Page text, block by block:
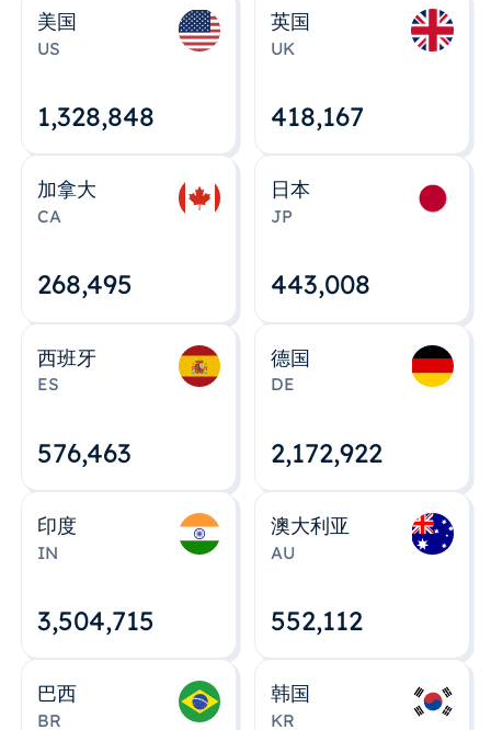
美国
US
1,328,848
英国
UK
418,167
加拿大
CA
268,495
日本
JP
443,008
西班牙
ES
576,463
德国
DE
2,172,922
印度
IN
3,504,715
澳大利亚
AU
552,112
巴西
BR
韩国
KR